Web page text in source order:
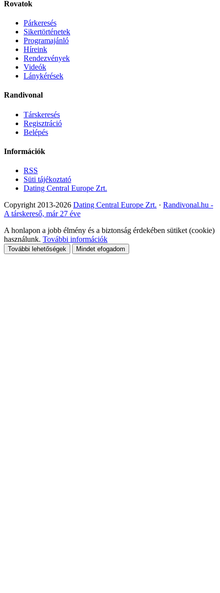
Rovatok
Párkeresés
Sikertörténetek
Programajánló
Híreink
Rendezvények
Videók
Lánykérések
Randivonal
Társkeresés
Regisztráció
Belépés
Információk
RSS
Süti tájékoztató
Dating Central Europe Zrt.
Copyright 2013-2026 Dating Central Europe Zrt. · Randivonal.hu -
A társkereső, már 27 éve
A honlapon a jobb élmény és a biztonság érdekében sütiket (cookie)
használunk. További információk
További lehetőségek Mindet efogadom